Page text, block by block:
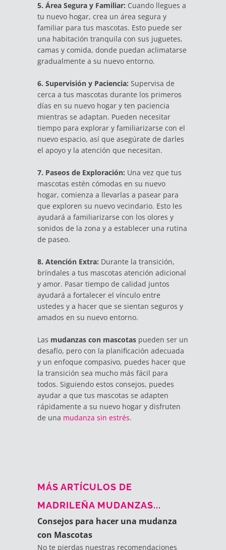
5. Área Segura y Familiar: Cuando llegues a
tu nuevo hogar, crea un área segura y
familiar para tus mascotas. Esto puede ser
una habitación tranquila con sus juguetes,
camas y comida, donde puedan aclimatarse
gradualmente a su nuevo entorno.
6. Supervisión y Paciencia: Supervisa de
cerca a tus mascotas durante los primeros
días en su nuevo hogar y ten paciencia
mientras se adaptan. Pueden necesitar
tiempo para explorar y familiarizarse con el
nuevo espacio, así que asegúrate de darles
el apoyo y la atención que necesitan.
7. Paseos de Exploración: Una vez que tus
mascotas estén cómodas en su nuevo
hogar, comienza a llevarlas a pasear para
que exploren su nuevo vecindario. Esto les
ayudará a familiarizarse con los olores y
sonidos de la zona y a establecer una rutina
de paseo.
8. Atención Extra: Durante la transición,
bríndales a tus mascotas atención adicional
y amor. Pasar tiempo de calidad juntos
ayudará a fortalecer el vínculo entre
ustedes y a hacer que se sientan seguros y
amados en su nuevo entorno.
Las mudanzas con mascotas pueden ser un
desafío, pero con la planificación adecuada
y un enfoque compasivo, puedes hacer que
la transición sea mucho más fácil para
todos. Siguiendo estos consejos, puedes
ayudar a que tus mascotas se adapten
rápidamente a su nuevo hogar y disfruten
de una mudanza sin estrés.
MÁS ARTÍCULOS DE
MADRILEÑA MUDANZAS...
Consejos para hacer una mudanza
con Mascotas
No te pierdas nuestras recomendaciones